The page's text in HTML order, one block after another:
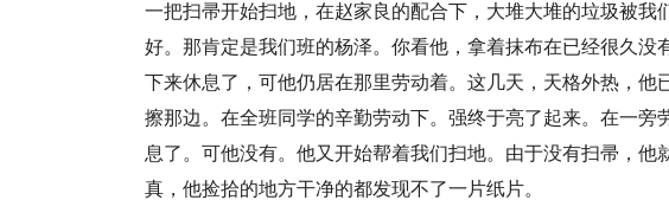
一把扫帚开始扫地，在赵家良的配合下，大堆大堆的垃圾被我
好。那肯定是我们班的杨泽。你看他，拿着抹布在已经很久没
下来休息了，可他仍居在那里劳动着。这几天，天格外热，他
擦那边。在全班同学的辛勤劳动下。强终于亮了起来。在一旁
息了。可他没有。他又开始帮着我们扫地。由于没有扫帚，他
真，他捡拾的地方干净的都发现不了一片纸片。